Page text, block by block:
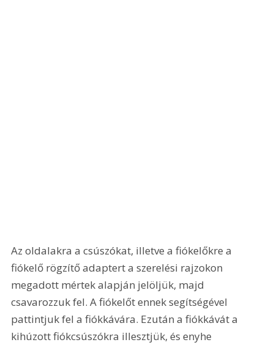
Az oldalakra a csúszókat, illetve a fiókelőkre a
fiókelő rögzítő adaptert a szerelési rajzokon
megadott mértek alapján jelöljük, majd
csavarozzuk fel. A fiókelőt ennek segítségével
pattintjuk fel a fiókkávára. Ezután a fiókkávát a
kihúzott fiókcsúszókra illesztjük, és enyhe